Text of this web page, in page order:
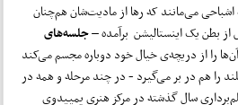
اشباحی می‌مانند که رها از مادیت‌شان هم‌چنان
بطن یک اینستالیشن برآمده –جلسه‌های
آن‌ها را از دریچه‌ی خیال خود دوباره مجسم می‌کند
را هم در بر می‌گیرد -در چند مرحله و همه در
سال گذشته در مرکز هنری پمپیدوی